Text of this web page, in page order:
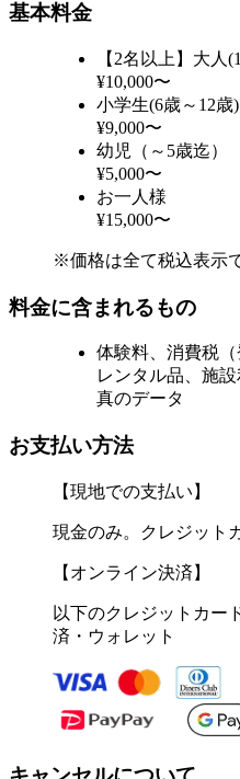
基本料金
【2名以上】大人
¥10,000〜
小学生(6歳～12歳)
¥9,000〜
幼児（～5歳迄）
¥5,000〜
お一人様
¥15,000〜
※価格は全て税込表示
料金に含まれるもの
体験料、消費税
レンタル品、施
真のデータ
お支払い方法
【現地での支払い】
現金のみ。クレジット
【オンライン決済】
以下のクレジットカー
済・ウォレット